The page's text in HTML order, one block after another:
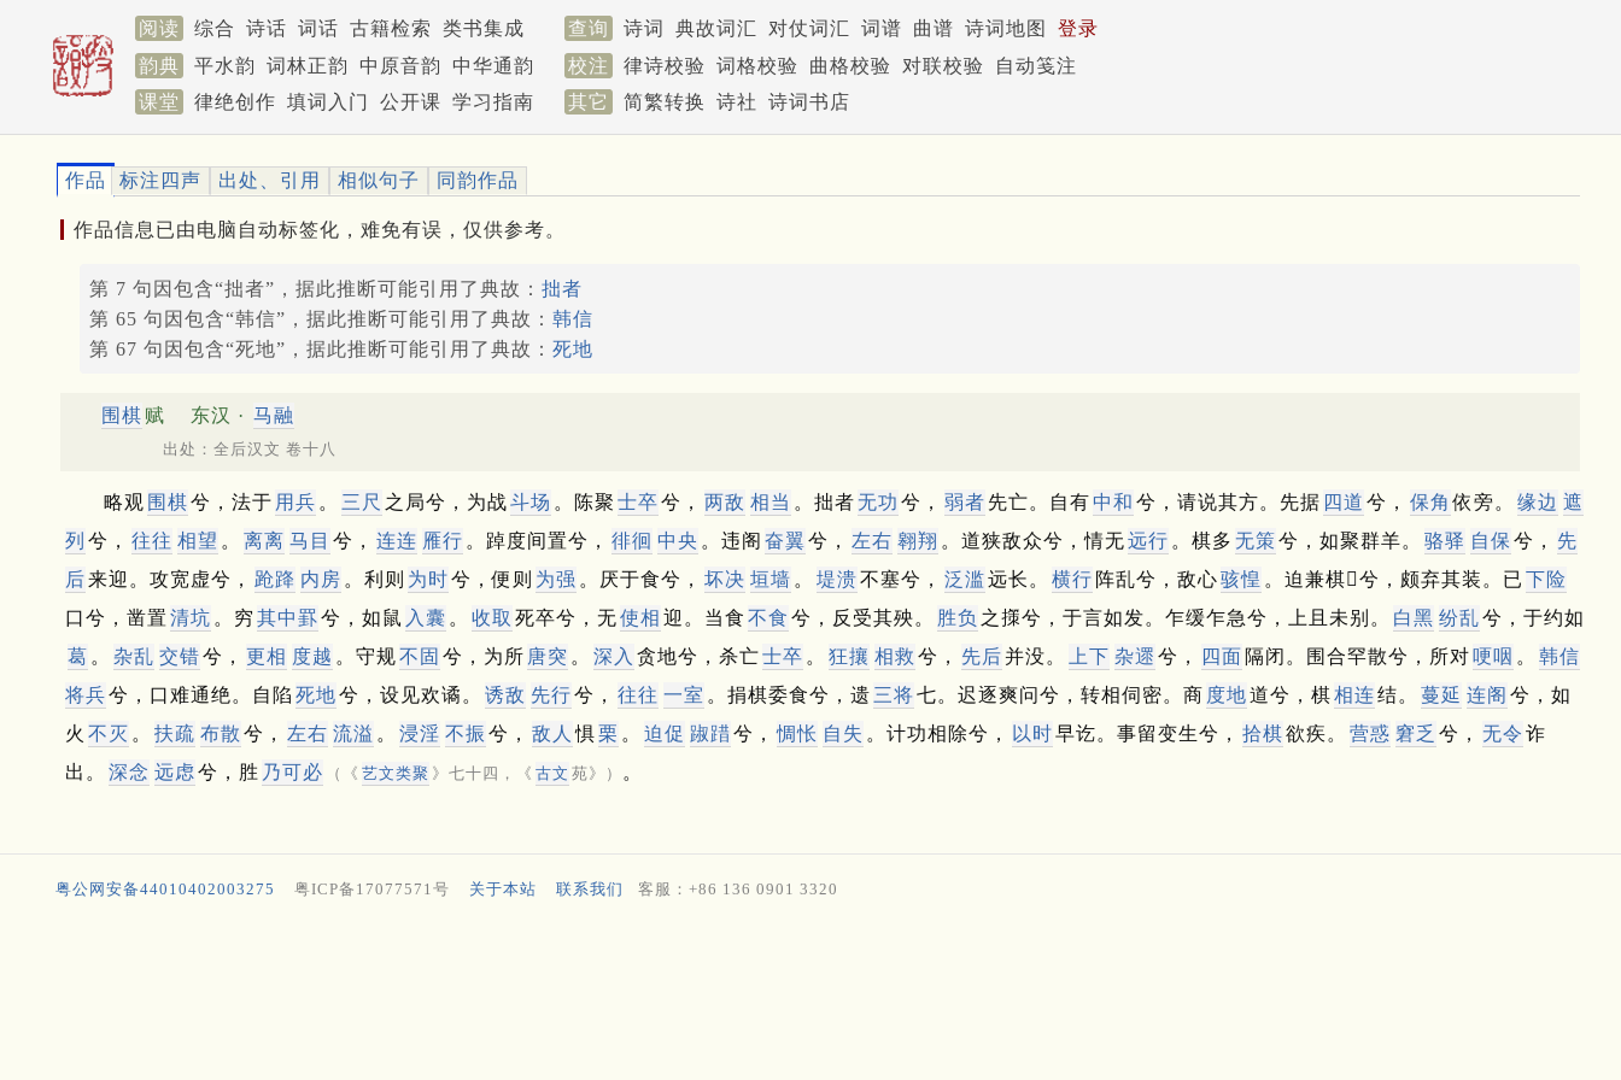
阅读 综合 诗话 词话 古籍检索 类书集成 查询 诗词 典故词汇 对仗词汇 词谱 曲谱 诗词地图
登录
韵典
平水韵 词林正韵 中原音韵 中华通韵 校注 律诗校验 词格校验 曲格校验 对联校验
自动笺注
课堂
律绝创作 填词入门 公开课 学习指南 其它 简繁转换 诗社 诗词书店
作品 标注四声 出处、引用 相似句子 同韵作品
作品信息已由电脑自动标签化，难免有误，仅供参考。
第 7 句因包含“拙者”，据此推断可能引用了典故： 拙者
第 65 句因包含“韩信”，据此推断可能引用了典故： 韩信
第 67 句因包含“死地”，据此推断可能引用了典故： 死地
围棋 赋 东汉 · 马融
出处：全后汉文 卷十八
略观 围棋兮，法于 用兵 。 三尺 之局兮，为战斗场 。 陈聚 士卒兮， 两敌 相当 。 拙者无功 兮， 弱者 先亡。 自有 中和 兮，请说其方。 先据 四道 兮， 保角 依旁。 缘边 遮
列 兮， 往往 相望 。 离离 马目 兮， 连连 雁行 。 踔度间置兮， 徘徊 中央 。 违阁 奋翼 兮， 左右 翱翔 。 道狭敌众兮，情无远行 。 棋多 无策兮，如聚群羊。 骆驿 自保 兮，
先
后来迎。 攻宽虚兮， 跄跭 内房 。 利则 为时兮，便则 为强 。 厌于食兮， 坏决 垣墙 。 堤溃不塞兮， 泛滥远长。 横行 阵乱兮，敌心骇惶 。 迫兼棋𨿁兮，颇弃其装。 已 下险
口兮，凿置 清坑 。 穷 其中罫兮，如鼠 入囊 。 收取 死卒兮，无使相 迎。 当食 不食 兮，反受其殃。 胜负 之㩍兮，于言如发。 乍缓乍急兮，上且未别。 白黑 纷乱兮，于约如
葛 。 杂乱 交错兮， 更相 度越 。 守规不固 兮，为所 唐突 。 深入 贪地兮，杀亡士卒 。 狂攘 相救 兮， 先后并没。 上下 杂遝 兮， 四面 隔闭。 围合罕散兮，所对 哽咽 。
韩信
将兵兮，口难通绝。 自陷 死地兮，设见欢谲。 诱敌 先行兮， 往往 一室 。 捐棋委食兮，遗 三将七。 迟逐爽问兮，转相伺密。 商 度地道兮，棋相连结。 蔓延 连阁 兮，如
火 不灭 。 扶疏 布散 兮， 左右 流溢 。 浸淫 不振 兮， 敌人 惧栗 。 迫促 踧踖 兮， 惆怅 自失 。 计功相除兮， 以时早讫。 事留变生兮， 拾棋欲疾。 营惑 窘乏 兮， 无令 诈
出。
深念 远虑 兮，胜 乃可必 （《 艺文类聚 》七十四，《 古文 苑》） 。
粤公网安备44010402003275 粤ICP备17077571号 关于本站 联系我们 客服：+86 136 0901 3320